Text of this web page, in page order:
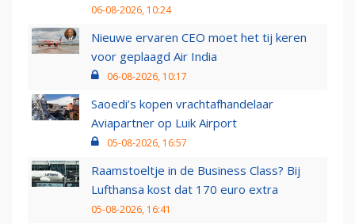
06-08-2026, 10:24
Nieuwe ervaren CEO moet het tij keren
voor geplaagd Air India
06-08-2026, 10:17
Saoedi’s kopen vrachtafhandelaar
Aviapartner op Luik Airport
05-08-2026, 16:57
Raamstoeltje in de Business Class? Bij
Lufthansa kost dat 170 euro extra
05-08-2026, 16:41